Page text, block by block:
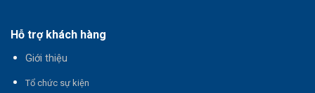
Hỗ trợ khách hàng
Giới thiệu
Tổ chức sự kiện